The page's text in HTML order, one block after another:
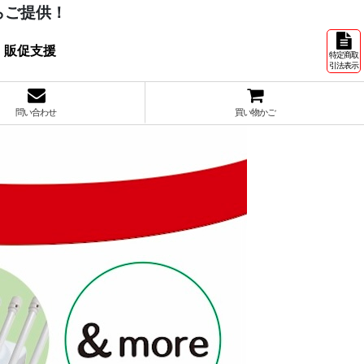
提供！
促支援
特定商取
引法表示
問い合わせ 買い物かご